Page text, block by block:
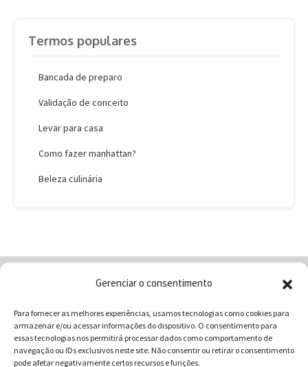
Gerenciar o consentimento
Para fornecer as melhores experiências, usamos tecnologias como cookies para
armazenar e/ou acessar informações do dispositivo. O consentimento para
essas tecnologias nos permitirá processar dados como comportamento de
navegação ou IDs exclusivos neste site. Não consentir ou retirar o consentimento
pode afetar negativamente certos recursos e funções.
Termos populares
Bancada de preparo
Validação de conceito
Levar para casa
Como fazer manhattan?
Beleza culinária
Contatos
Receitas
Blog
Vocabulário da Gastronomia